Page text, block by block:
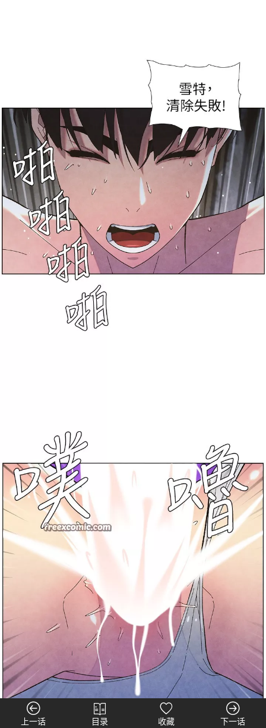
上一话 目录 收藏 下一话